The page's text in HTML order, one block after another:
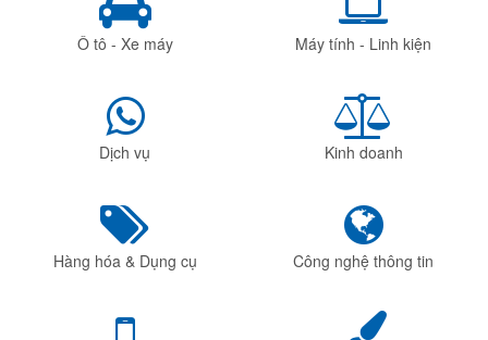
Ô tô - Xe máy Máy tính - Linh kiện
Dịch vụ Kinh doanh
Hàng hóa & Dụng cụ Công nghệ thông tin